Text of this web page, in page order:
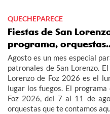
QUECHEPARECE
Fiestas de San
programa,
Agosto es un mes especial
patronales de San Lorenzo.
Lorenzo de Foz 2026 es el
lugar los fuegos. El
Foz 2026, del 7 al 11 de
orquestas que te contamos